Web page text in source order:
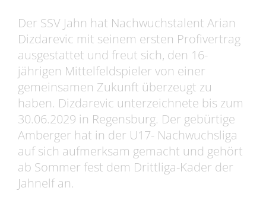
Der SSV Jahn hat Nachwuchstalent Arian
Dizdarevic mit seinem ersten Profivertrag
ausgestattet und freut sich, den 16-
jährigen Mittelfeldspieler von einer
gemeinsamen Zukunft überzeugt zu
haben. Dizdarevic unterzeichnete bis zum
30.06.2029 in Regensburg. Der gebürtige
Amberger hat in der U17- Nachwuchsliga
auf sich aufmerksam gemacht und gehört
ab Sommer fest dem Drittliga-Kader der
Jahnelf an.